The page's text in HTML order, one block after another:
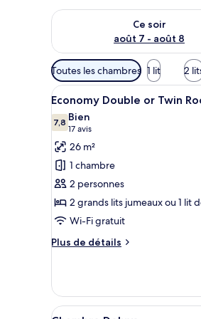
Ce soir
août 7 - août 8
Vérifier la disponibilité pour
Filtres
disponibles
pour
les
chambres
Toutes les chambres 1 lit 2
Afficher
toutes
les
photos
pour
ce
type
de
chambre :
Economy
Twin
Room,
5
Economy Double or Twin
7,87,8 sur 10
Bien
17 avis
(17 avis)
26 m²
1 chambre
2 personnes
2 grands lits jumeaux ou 1 lit
Wi-Fi gratuit
Plus de détails
Plus
Economy
Double
Afficher